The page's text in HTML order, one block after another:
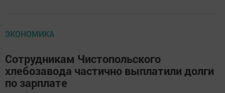
ЭКОНОМИКА
Сотрудникам Чистопольского
хлебозавода частично выплатили долги
по зарплате